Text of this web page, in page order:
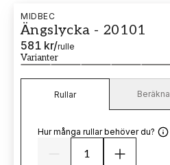
MIDBEC
Ängslycka - 20101
581 kr/rulle
Varianter
Rullar Beräkna
Hur många rullar behöver du?